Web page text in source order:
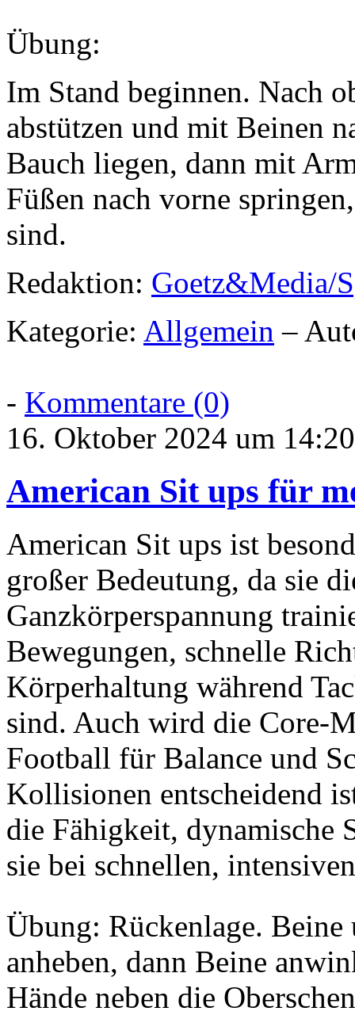
Übung:
Im Stand beginnen. Nach
abstützen und mit Beinen
Bauch liegen, dann mit
Füßen nach vorne
sind.
Redaktion: Goetz&Media/
Kategorie: Allgemein –
- Kommentare (0)
16. Oktober 2024 um 14:20
American Sit ups für
American Sit ups ist
großer Bedeutung, da sie
Ganzkörperspannung
Bewegungen, schnelle
Körperhaltung während
sind. Auch wird die Core-
Football für Balance und
Kollisionen entscheidend
die Fähigkeit, dynamische
sie bei schnellen,
Übung: Rückenlage.
anheben, dann Beine
Hände neben die